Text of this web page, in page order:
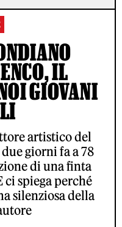
IL
GIOVANI
artistico del
giorni fa a 78
di una finta
ci spiega perché
silenziosa della